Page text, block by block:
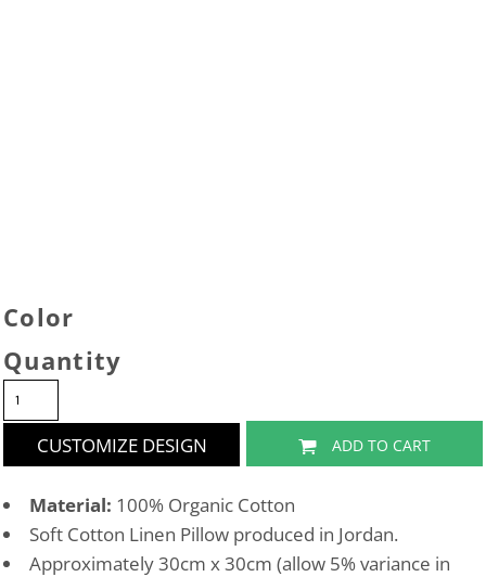
Color
Quantity
CUSTOMIZE DESIGN ADD TO CART
Material: 100% Organic Cotton
Soft Cotton Linen Pillow produced in Jordan.
Approximately 30cm x 30cm (allow 5% variance in